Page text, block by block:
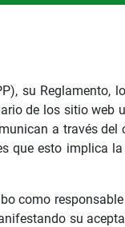
su Reglamento,
de los sitio web
a través del
que esto implica
como
su